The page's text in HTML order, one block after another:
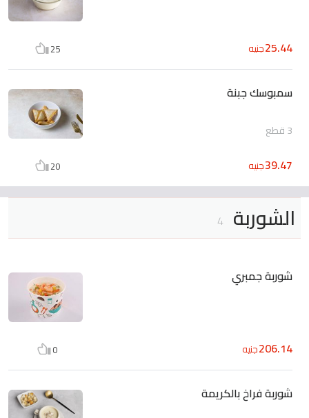
25.44جنيه 25
سمبوسك جبنة
3 قطع
39.47جنيه 20
الشوربة 4
شوربة جمبري
206.14جنيه 0
شوربة فراخ بالكريمة